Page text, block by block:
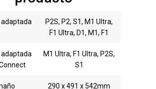
P2S, P2, S1, M1 Ultra,
F1 Ultra, D1, M1, F1
M1 Ultra, F1 Ultra, P2S,
S1
290 x 491 x 542mm